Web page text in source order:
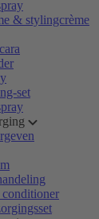
& stylingcrème
set